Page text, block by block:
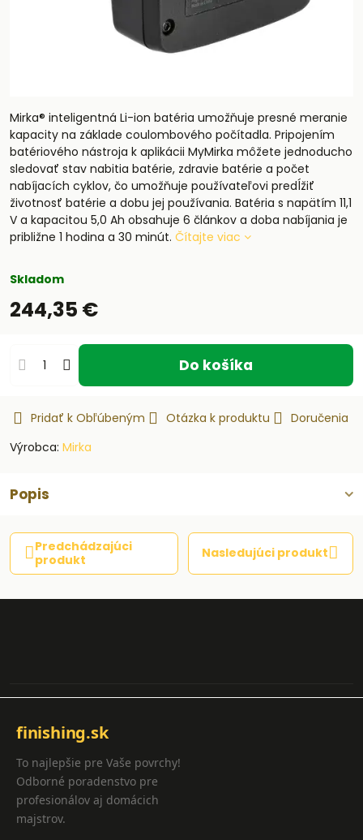
Mirka® inteligentná Li-ion batéria umožňuje presné meranie
kapacity na základe coulombového počítadla. Pripojením
batériového nástroja k aplikácii MyMirka môžete jednoducho
sledovať stav nabitia batérie, zdravie batérie a počet
nabíjacích cyklov, čo umožňuje používateľovi predĺžiť
životnosť batérie a dobu jej používania. Batéria s napätím 11,1
V a kapacitou 5,0 Ah obsahuje 6 článkov a doba nabíjania je
približne 1 hodina a 30 minút. Čítajte viac
Skladom
244,35 €
Do košíka
Pridať k Obľúbeným Otázka k produktu
Doručenia
Výrobca: Mirka
Popis
Predchádzajúci
produkt
Nasledujúci produkt
finishing.sk
To najlepšie pre Vaše povrchy!
Odborné poradenstvo pre
profesionálov aj domácich
majstrov.